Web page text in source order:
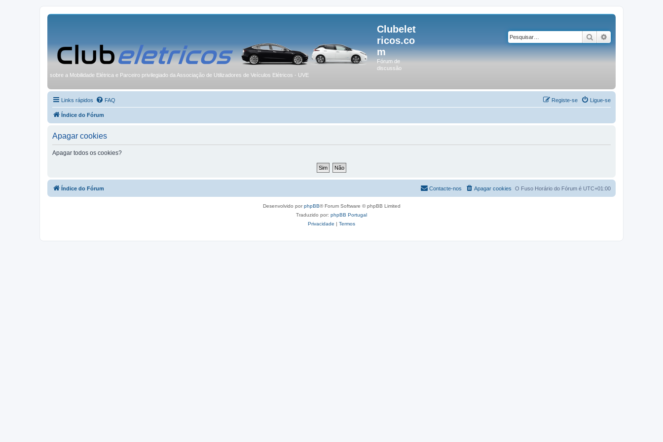
Clubelet
ricos.co
m
Fórum de
discussão
sobre a Mobilidade Elétrica e Parceiro privilegiado da Associação de Utilizadores de Veículos Elétricos - UVE
Pesquisar
Links rápidos FAQ Ligue-se
Registe-se
Índice do Fórum
Apagar cookies
Apagar todos os cookies?
Índice do Fórum O Fuso Horário do Fórum é UTC+01:00
Apagar cookies
Contacte-nos
Desenvolvido porphpBB® Forum Software © phpBB Limited
Traduzido por: phpBB Portugal
Privacidade | Termos